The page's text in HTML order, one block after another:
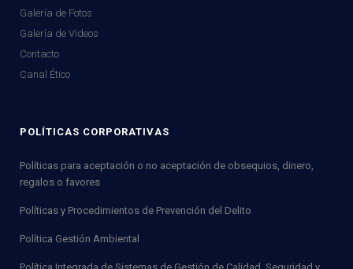
Galería de Fotos
Galería de Videos
Contacto
Canal Ético
POLÍTICAS CORPORATIVAS
Políticas para aceptación o no aceptación de obsequios, dinero,
regalos o favores
Políticas y Procedimientos de Prevención del Delito
Política Gestión Ambiental